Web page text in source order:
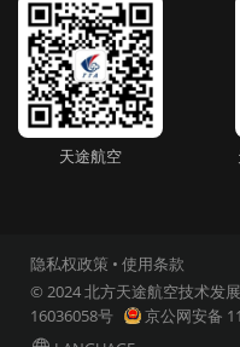
天途航空
隐私权政策 • 使用条款
© 2024 北方天途航空技术发
16036058号
京公网安备